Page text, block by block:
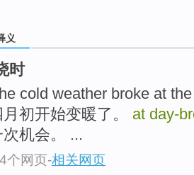
义
时
cold weather broke at
初开始变暖了。 at day-
机会。 ...
个网页-相关网页